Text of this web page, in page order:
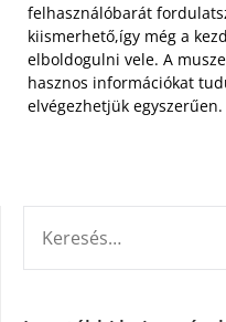
felhasználóbarát
kiismerhető,így még a
elboldogulni vele. A
hasznos információkat
elvégezhetjük egyszerűen.